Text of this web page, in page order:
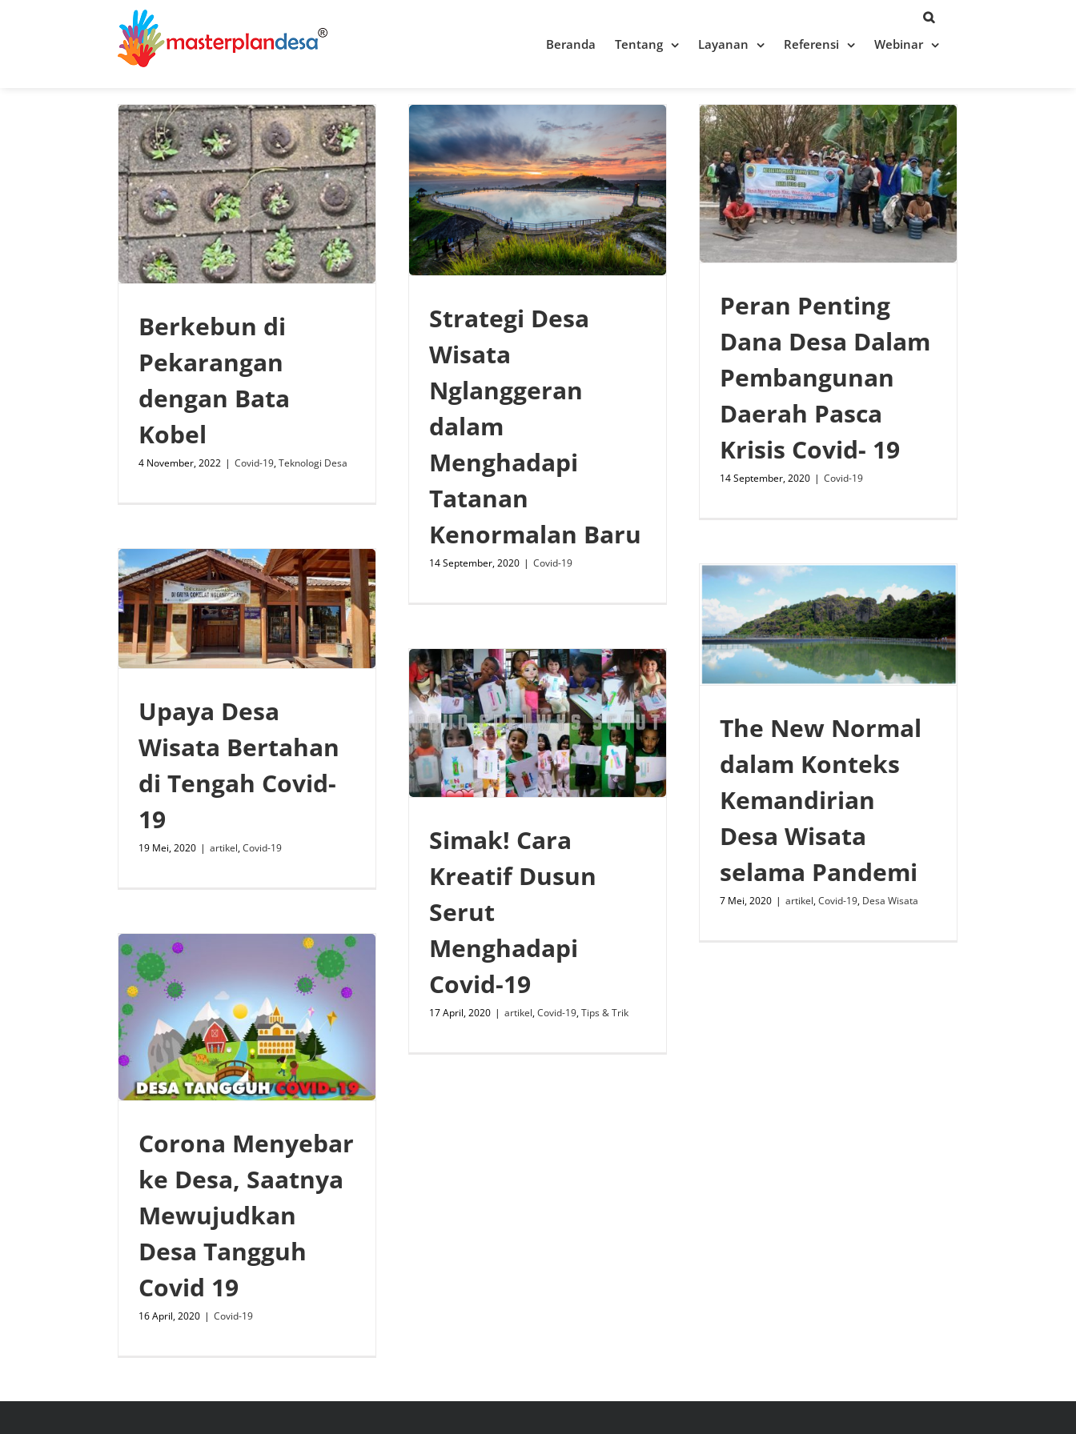
Beranda Tentang Layanan Referensi Webinar
Berkebun di
Pekarangan
dengan Bata
Kobel
4 November, 2022 | Covid-19,Teknologi Desa
Strategi Desa
Wisata
Nglanggeran
dalam
Menghadapi
Tatanan
Kenormalan Baru
14 September, 2020 | Covid-19
Peran Penting
Dana Desa Dalam
Pembangunan
Daerah Pasca
Krisis Covid- 19
14 September, 2020 | Covid-19
Upaya Desa
Wisata Bertahan
di Tengah Covid-
19
19 Mei, 2020 | artikel,Covid-19
The New Normal
dalam Konteks
Kemandirian
Desa Wisata
selama Pandemi
7 Mei, 2020 | artikel,Covid-19, Desa Wisata
Simak! Cara
Kreatif Dusun
Serut
Menghadapi
Covid-19
17 April, 2020 | artikel,Covid-19,Tips & Trik
Corona Menyebar
ke Desa, Saatnya
Mewujudkan
Desa Tangguh
Covid 19
16 April, 2020 | Covid-19